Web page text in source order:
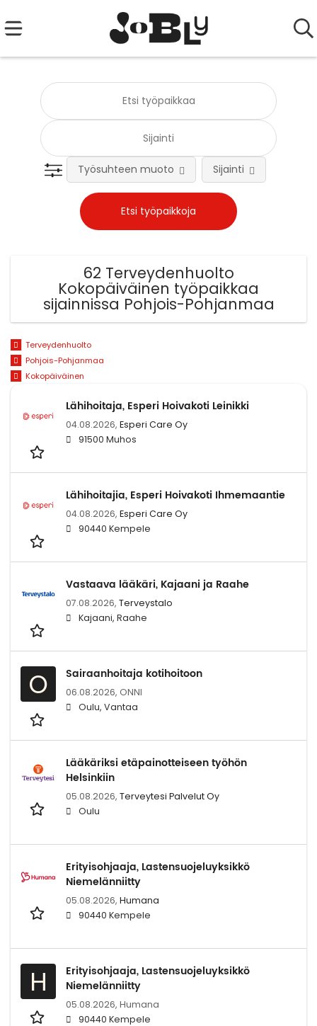
Työsuhteen muoto Sijainti
62 Terveydenhuolto
Kokopäiväinen työpaikkaa
sijainnissa Pohjois-Pohjanmaa
Terveydenhuolto
Pohjois-Pohjanmaa
Kokopäiväinen
Lähihoitaja, Esperi Hoivakoti Leinikki
04.08.2026, Esperi Care Oy
91500 Muhos
Lähihoitajia, Esperi Hoivakoti Ihmemaantie
04.08.2026, Esperi Care Oy
90440 Kempele
Vastaava lääkäri, Kajaani ja Raahe
07.08.2026, Terveystalo
Kajaani, Raahe
O Sairaanhoitaja kotihoitoon
06.08.2026, ONNI
Oulu, Vantaa
Lääkäriksi etäpainotteiseen työhön
Helsinkiin
05.08.2026, Terveytesi Palvelut Oy
Oulu
Erityisohjaaja, Lastensuojeluyksikkö
Niemelänniitty
05.08.2026, Humana
90440 Kempele
H
Erityisohjaaja, Lastensuojeluyksikkö
Niemelänniitty
05.08.2026, Humana
90440 Kempele